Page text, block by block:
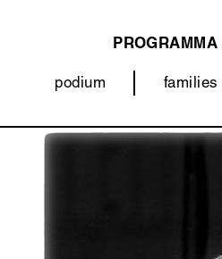
Categorieën
(menu)
podium families
NAVIGATION
PROGRAMMA